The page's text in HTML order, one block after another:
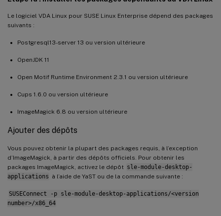
Le logiciel VDA Linux pour SUSE Linux Enterprise dépend des packages
suivants :
Postgresql13-server 13 ou version ultérieure
OpenJDK 11
Open Motif Runtime Environment 2.3.1 ou version ultérieure
Cups 1.6.0 ou version ultérieure
ImageMagick 6.8 ou version ultérieure
Ajouter des dépôts
Vous pouvez obtenir la plupart des packages requis, à l’exception
d’ImageMagick, à partir des dépôts officiels. Pour obtenir les
packages ImageMagick, activez le dépôt sle-module-desktop-
applications à l’aide de YaST ou de la commande suivante :
SUSEConnect -p sle-module-desktop-applications/<version
number>/x86_64